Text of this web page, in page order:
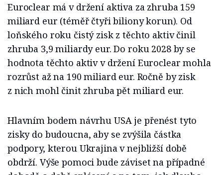
Euroclear má v držení aktiva za zhruba 159
miliard eur (téměř čtyři biliony korun). Od
loňského roku čistý zisk z těchto aktiv činil
zhruba 3,9 miliardy eur. Do roku 2028 by se
hodnota těchto aktiv v držení Euroclear mohla
rozrůst až na 190 miliard eur. Ročně by zisk
z nich mohl činit zhruba pět miliard eur.
Hlavním bodem návrhu USA je přenést tyto
zisky do budoucna, aby se zvýšila částka
podpory, kterou Ukrajina v nejbližší době
obdrží. Výše pomoci bude záviset na případné